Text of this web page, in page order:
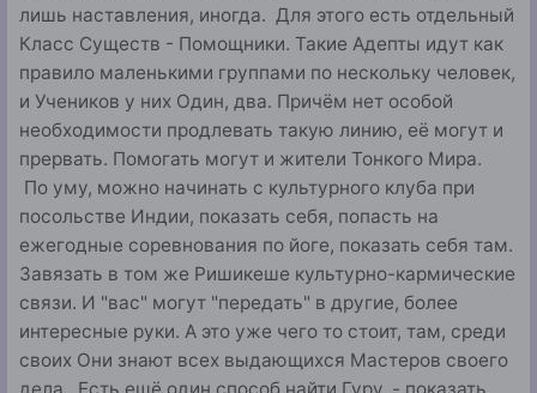
лишь наставления, иногда. Для этого есть отдельный
Класс Существ - Помощники. Такие Адепты идут как
правило маленькими группами по нескольку человек,
и Учеников у них Один, два. Причём нет особой
необходимости продлевать такую линию, её могут и
прервать. Помогать могут и жители Тонкого Мира.
По уму, можно начинать с культурного клуба при
посольстве Индии, показать себя, попасть на
ежегодные соревнования по йоге, показать себя там.
Завязать в том же Ришикеше культурно-кармические
связи. И "вас" могут "передать" в другие, более
интересные руки. А это уже чего то стоит, там, среди
своих Они знают всех выдающихся Мастеров своего